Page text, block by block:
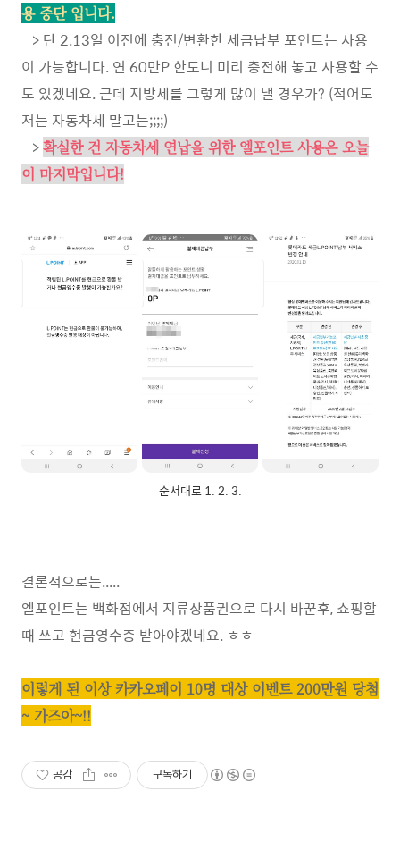
용 중단 입니다.
> 단 2.13일 이전에 충전/변환한 세금납부 포인트는 사용
이 가능합니다. 연 60만P 한도니 미리 충전해 놓고 사용할 수
도 있겠네요. 근데 지방세를 그렇게 많이 낼 경우가? (적어도
저는 자동차세 말고는;;;;)
>확실한 건 자동차세 연납을 위한 엘포인트 사용은 오늘
이 마지막입니다!
순서대로 1. 2. 3.
결론적으로는.....
엘포인트는 백화점에서 지류상품권으로 다시 바꾼후, 쇼핑할
때 쓰고 현금영수증 받아야겠네요. ㅎㅎ
이렇게 된 이상 카카오페이 10명 대상 이벤트 200만원 당첨
~ 가즈아~!!
공감 구독하기